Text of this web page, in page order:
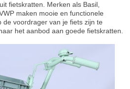
fietskratten. Merken als Basil,
maken mooie en functionele
de voordrager van je fiets zijn te
het aanbod aan goede fietskratten.